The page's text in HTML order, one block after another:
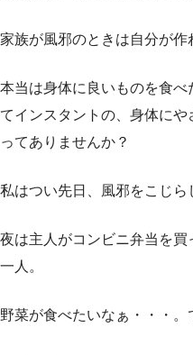
家族が風邪のときは自分が作
本当は身体に良いものを食べ
てインスタントの、身体に
ってありませんか？
私はつい先日、風邪をこじら
夜は主人がコンビニ弁当を
一人。
野菜が食べたいなぁ・・・。